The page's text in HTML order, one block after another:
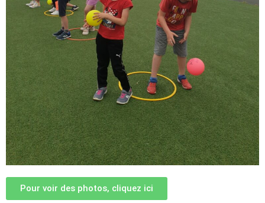
Pour voir des photos, cliquez ici